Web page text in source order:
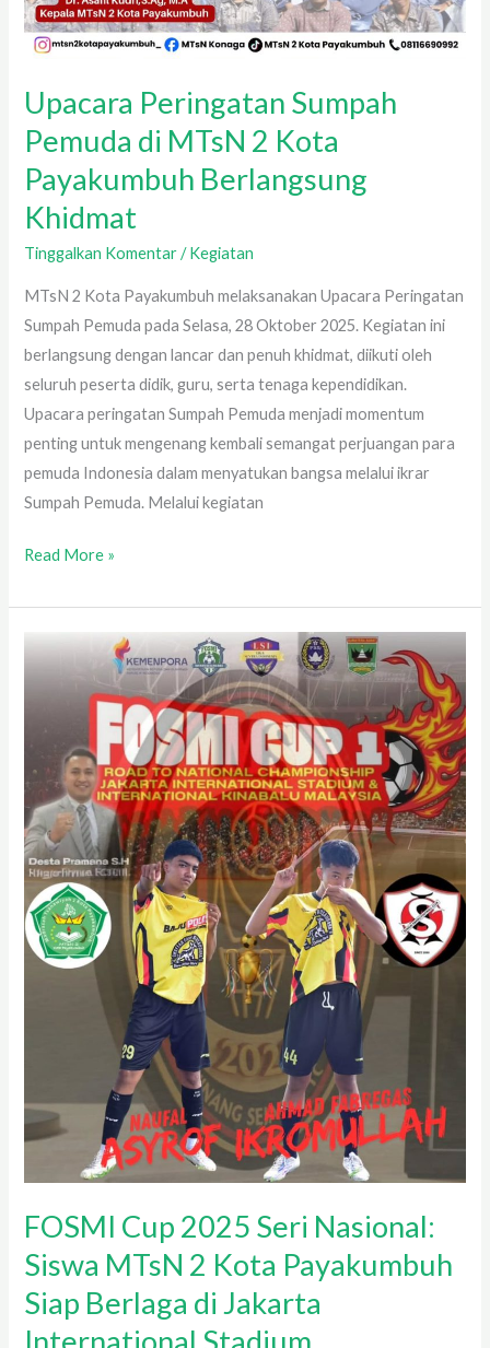
Upacara Peringatan Sumpah
Pemuda di MTsN 2 Kota
Payakumbuh Berlangsung
Khidmat
Tinggalkan Komentar /Kegiatan
MTsN 2 Kota Payakumbuh melaksanakan Upacara Peringatan
Sumpah Pemuda pada Selasa, 28 Oktober 2025. Kegiatan ini
berlangsung dengan lancar dan penuh khidmat, diikuti oleh
seluruh peserta didik, guru, serta tenaga kependidikan.
Upacara peringatan Sumpah Pemuda menjadi momentum
penting untuk mengenang kembali semangat perjuangan para
pemuda Indonesia dalam menyatukan bangsa melalui ikrar
Sumpah Pemuda. Melalui kegiatan
Read More »
FOSMI Cup 2025 Seri Nasional:
Siswa MTsN 2 Kota Payakumbuh
Siap Berlaga di Jakarta
International Stadium
FOSMI
Seri
Nasional:
Siswa
MTsN
2
Kota
Payakumbuh
Siap
Berlaga